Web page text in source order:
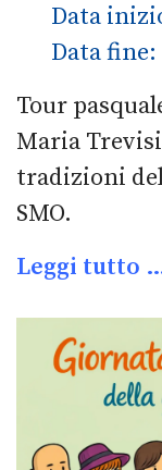
Data
Data fine:
Tour
Maria
tradizioni
SMO.
Leggi tutto